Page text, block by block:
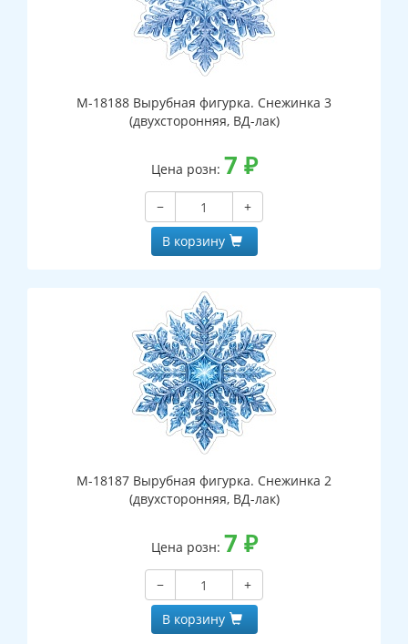
М-18188 Вырубная фигурка. Снежинка 3
(двухсторонняя, ВД-лак)
Цена розн: 7 ₽
−
+
В корзину
М-18187 Вырубная фигурка. Снежинка 2
(двухсторонняя, ВД-лак)
Цена розн: 7 ₽
−
+
В корзину